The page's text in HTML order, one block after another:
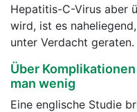
Hepatitis-C-Virus aber
wird, ist es
unter Verdacht geraten.
Über
man wenig
Eine englische Studie